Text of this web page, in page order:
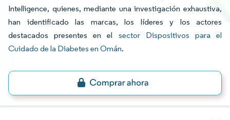
Intelligence, quienes, mediante una investigación exhaustiva,
han identificado las marcas, los líderes y los actores
destacados presentes en el sector Dispositivos para el
Cuidado de la Diabetes en Omán.